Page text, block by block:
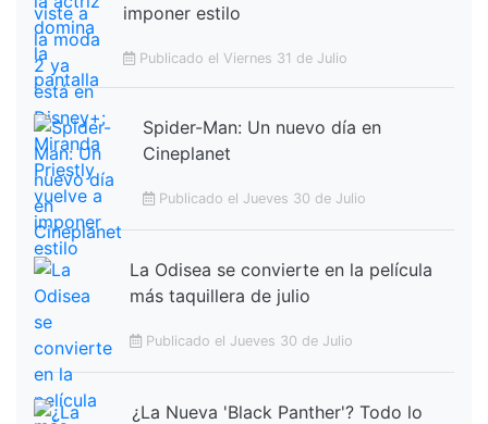
imponer estilo
Publicado el Viernes 31 de Julio
Spider-Man: Un nuevo día en
Cineplanet
Publicado el Jueves 30 de Julio
La Odisea se convierte en la película
más taquillera de julio
Publicado el Jueves 30 de Julio
¿La Nueva 'Black Panther'? Todo lo